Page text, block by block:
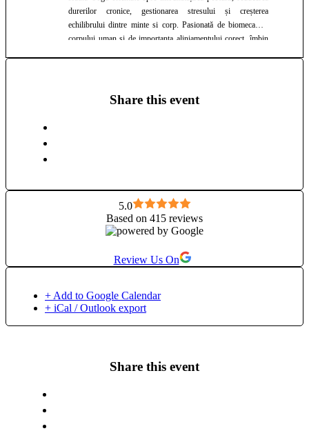
durerilor cronice, gestionarea stresului și creșterea
echilibrului dintre minte si corp. Pasionată de biomecanica
corpului uman și de importanța aliniamentului corect, îmbin
energia și cunoștințele acumulate, susținându-i pe ceilalți în
propriul proces de transformare.
Share this event
5.0
Based on 415 reviews
Review Us On
+ Add to Google Calendar
+ iCal / Outlook export
Share this event